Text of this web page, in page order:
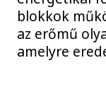
blokkok
az erőmű
amelyre